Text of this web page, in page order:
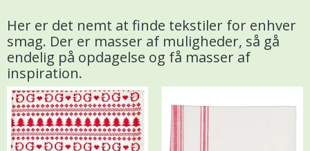
Her er det nemt at finde tekstiler for enhver
smag. Der er masser af muligheder, så gå
endelig på opdagelse og få masser af
inspiration.